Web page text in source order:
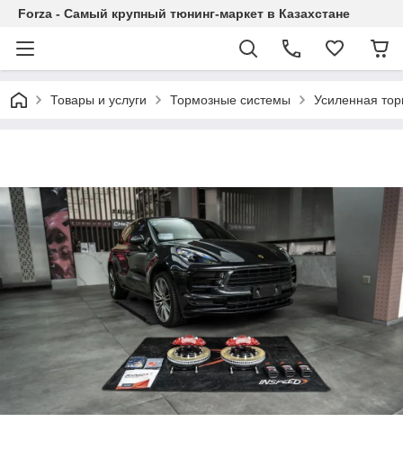
Forza - Самый крупный тюнинг-маркет в Казахстане
Товары и услуги Тормозные системы Усиленная